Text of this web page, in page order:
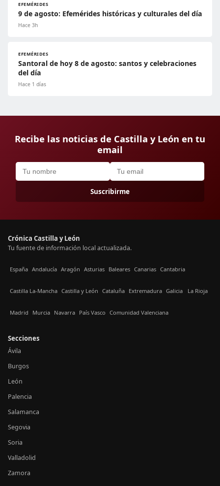
EFEMÉRIDES
9 de agosto: Efemérides históricas y culturales del día
Hace 3h
EFEMÉRIDES
Santoral de hoy 8 de agosto: santos y celebraciones
del día
Hace 1 días
Recibe las noticias de Castilla y León en tu
email
Suscribirme
Crónica Castilla y León
Tu fuente de información local actualizada.
España Andalucía Aragón Asturias Baleares Canarias Cantabria
Castilla La-Mancha Castilla y León Cataluña Extremadura Galicia La Rioja
Madrid Murcia Navarra País Vasco Comunidad Valenciana
Secciones
Ávila
Burgos
León
Palencia
Salamanca
Segovia
Soria
Valladolid
Zamora